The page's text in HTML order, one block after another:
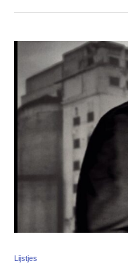
Lijstjes